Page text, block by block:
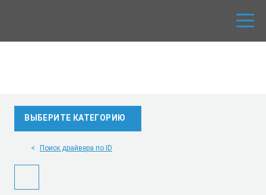
ВЫБЕРИТЕ КАТЕГОРИЮ
Поиск драйвера по ID